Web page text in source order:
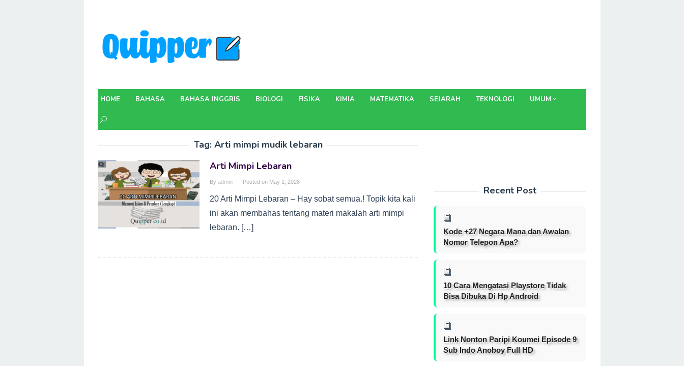
content
HOME BAHASA BAHASA INGGRIS BIOLOGI FISIKA KIMIA MATEMATIKA SEJARAH TEKNOLOGI UMUM
Tag: Arti mimpi mudik lebaran
Arti Mimpi Lebaran
By admin Posted on May 1, 2026
20 Arti Mimpi Lebaran – Hay sobat semua.! Topik kita kali
ini akan membahas tentang materi makalah arti mimpi
lebaran. […]
Recent Post
Kode +27 Negara Mana dan Awalan
Nomor Telepon Apa?
10 Cara Mengatasi Playstore Tidak
Bisa Dibuka Di Hp Android
Link Nonton Paripi Koumei Episode 9
Sub Indo Anoboy Full HD